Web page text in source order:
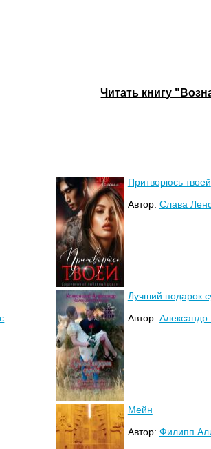
Читать книгу
Притворюсь твоей
Автор: Слава
Лучший подарок
Автор: Александр
Мейн
Автор: Филипп